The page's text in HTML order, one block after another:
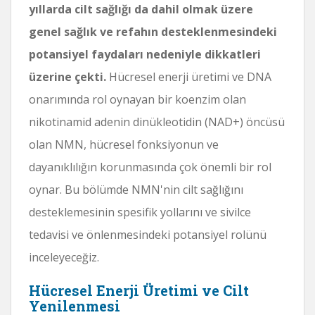
yıllarda cilt sağlığı da dahil olmak üzere
genel sağlık ve refahın desteklenmesindeki
potansiyel faydaları nedeniyle dikkatleri
üzerine çekti. Hücresel enerji üretimi ve DNA
onarımında rol oynayan bir koenzim olan
nikotinamid adenin dinükleotidin (NAD+) öncüsü
olan NMN, hücresel fonksiyonun ve
dayanıklılığın korunmasında çok önemli bir rol
oynar. Bu bölümde NMN'nin cilt sağlığını
desteklemesinin spesifik yollarını ve sivilce
tedavisi ve önlenmesindeki potansiyel rolünü
inceleyeceğiz.
Hücresel Enerji Üretimi ve Cilt
Yenilenmesi